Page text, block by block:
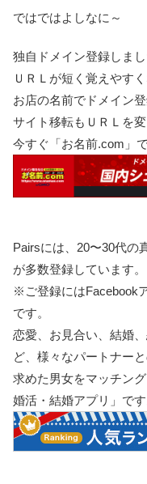
ではではよしなに～
独自ドメイン登録しま
ＵＲＬが短く覚えやす
お店の名前でドメイン
サイト移転もＵＲＬを変
今すぐ「お名前.com」
Pairsには、20〜30代の
が多数登録しています。
※ご登録にはFacebook
です。
恋愛、お見合い、結婚
ど、様々なパートナー
求めた男女をマッチン
婚活・結婚アプリ」です